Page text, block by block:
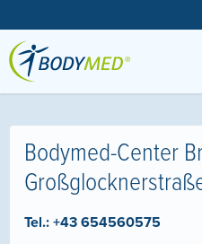
Bodymed-Center
Tel.:+43 654560575